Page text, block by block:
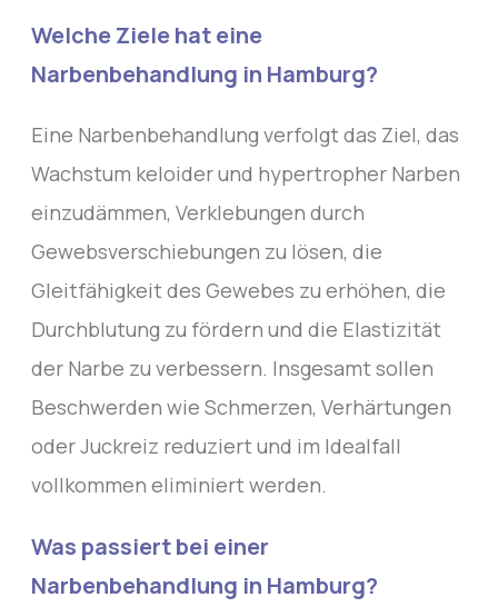
Welche Ziele hat eine
Narbenbehandlung in Hamburg?
Eine Narbenbehandlung verfolgt das Ziel, das
Wachstum keloider und hypertropher Narben
einzudämmen, Verklebungen durch
Gewebsverschiebungen zu lösen, die
Gleitfähigkeit des Gewebes zu erhöhen, die
Durchblutung zu fördern und die Elastizität
der Narbe zu verbessern. Insgesamt sollen
Beschwerden wie Schmerzen, Verhärtungen
oder Juckreiz reduziert und im Idealfall
vollkommen eliminiert werden.
Was passiert bei einer
Narbenbehandlung in Hamburg?